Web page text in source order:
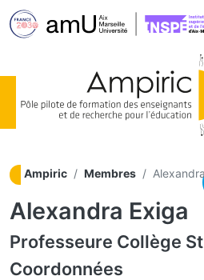
Ampiric Membres
Alexandra Exiga
Professeure Collège
Coordonnées